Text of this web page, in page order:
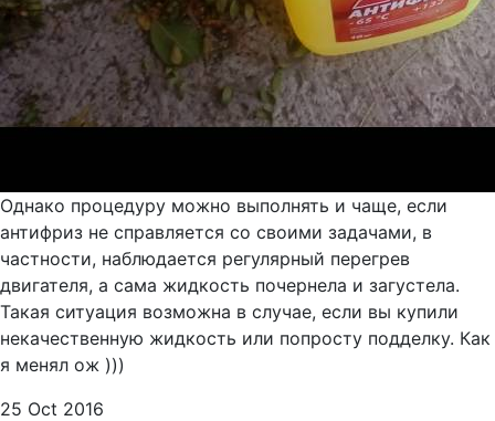
Однако процедуру можно выполнять и чаще, если
антифриз не справляется со своими задачами, в
частности, наблюдается регулярный перегрев
двигателя, а сама жидкость почернела и загустела.
Такая ситуация возможна в случае, если вы купили
некачественную жидкость или попросту подделку. Как
я менял ож )))
25 Oct 2016